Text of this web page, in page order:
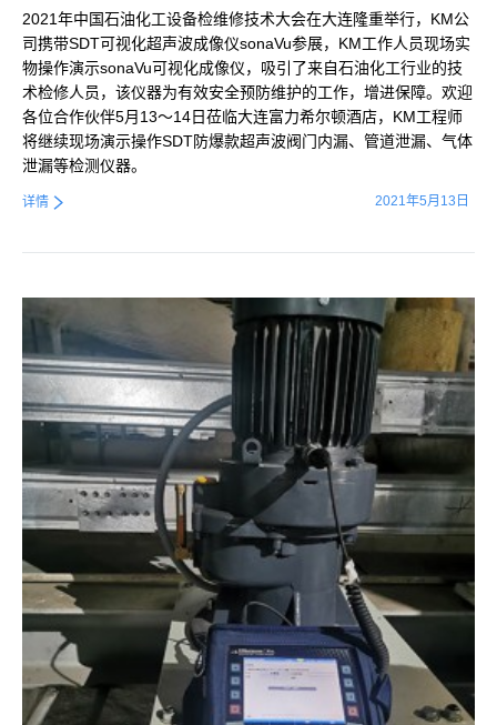
2021年中国石油化工设备检维修技术大会在大连隆重举行，KM公
司携带SDT可视化超声波成像仪sonaVu参展，KM工作人员现场实
物操作演示sonaVu可视化成像仪，吸引了来自石油化工行业的技
术检修人员，该仪器为有效安全预防维护的工作，增进保障。欢迎
各位合作伙伴5月13～14日莅临大连富力希尔顿酒店，KM工程师
将继续现场演示操作SDT防爆款超声波阀门内漏、管道泄漏、气体
泄漏等检测仪器。
2021年5月13日
详情